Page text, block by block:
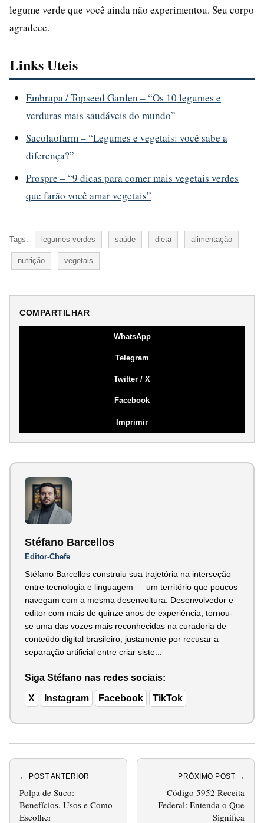
legume verde que você ainda não experimentou. Seu corpo
agradece.
Links Uteis
Embrapa / Topseed Garden – “Os 10 legumes e
verduras mais saudáveis do mundo”
Sacolaofarm – “Legumes e vegetais: você sabe a
diferença?”
Prospre – “9 dicas para comer mais vegetais verdes
que farão você amar vegetais”
Tags: legumes verdes saúde dieta alimentação
nutrição vegetais
COMPARTILHAR
WhatsApp
Telegram
Twitter / X
Facebook
Imprimir
Stéfano Barcellos
Editor-Chefe
Stéfano Barcellos construiu sua trajetória na interseção
entre tecnologia e linguagem — um território que poucos
navegam com a mesma desenvoltura. Desenvolvedor e
editor com mais de quinze anos de experiência, tornou-
se uma das vozes mais reconhecidas na curadoria de
conteúdo digital brasileiro, justamente por recusar a
separação artificial entre criar siste...
Siga Stéfano nas redes sociais:
X Instagram Facebook TikTok
← POST ANTERIOR
Polpa de Suco:
Benefícios, Usos e Como
Escolher
PRÓXIMO POST →
Código 5952 Receita
Federal: Entenda o Que
Significa